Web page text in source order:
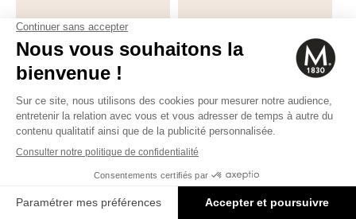
Rondeau en cuivre
Cocotte en cuivre